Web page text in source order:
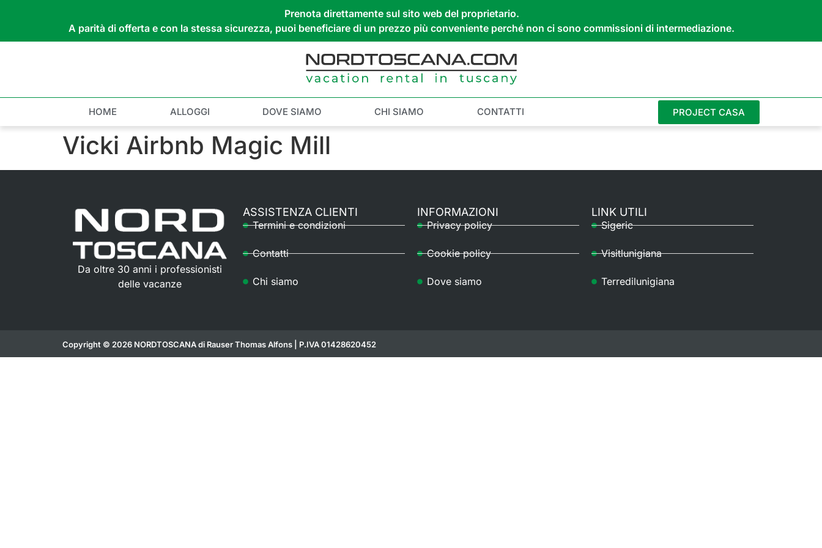
Prenota direttamente sul sito web del proprietario.
A parità di offerta e con la stessa sicurezza, puoi beneficiare di un prezzo più conveniente perché non ci sono commissioni di intermediazione.
HOME ALLOGGI DOVE SIAMO CHI SIAMO CONTATTI PROJECT CASA
Vicki Airbnb Magic Mill
Da oltre 30 anni i professionisti
delle vacanze
ASSISTENZA CLIENTI
Termini e condizioni
Contatti
Chi siamo
INFORMAZIONI
Privacy policy
Cookie policy
Dove siamo
LINK UTILI
Sigeric
Visitlunigiana
Terredilunigiana
Copyright © 2026 NORDTOSCANA di Rauser Thomas Alfons | P.IVA 01428620452